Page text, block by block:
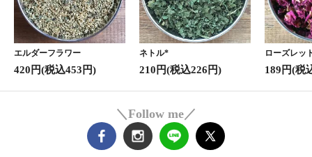
エルダーフラワー
420円(税込453円)
ネトル*
210円(税込226円)
ローズレッ
189円(税
＼Follow me／